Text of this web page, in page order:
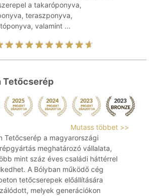
a takaróponyva,
teraszponyva,
valamint ...
Tetőcserép
Mutass többet >>
Tetőcserép a magyarországi
meghatározó vállalata,
mint száz éves családi háttérrel
A Bólyban működő cég
tetőcserepek előállítására
melyek generációkon